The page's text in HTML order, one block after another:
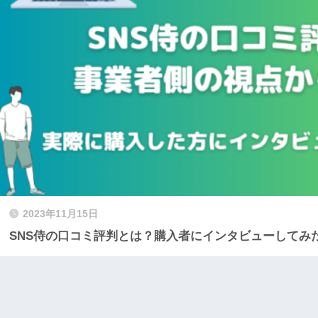
2023年11月15日
SNS侍の口コミ評判とは？購入者にインタビューしてみ